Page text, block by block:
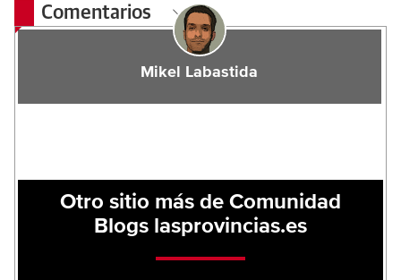
Comentarios
Mikel Labastida
Otro sitio más de Comunidad
Blogs lasprovincias.es